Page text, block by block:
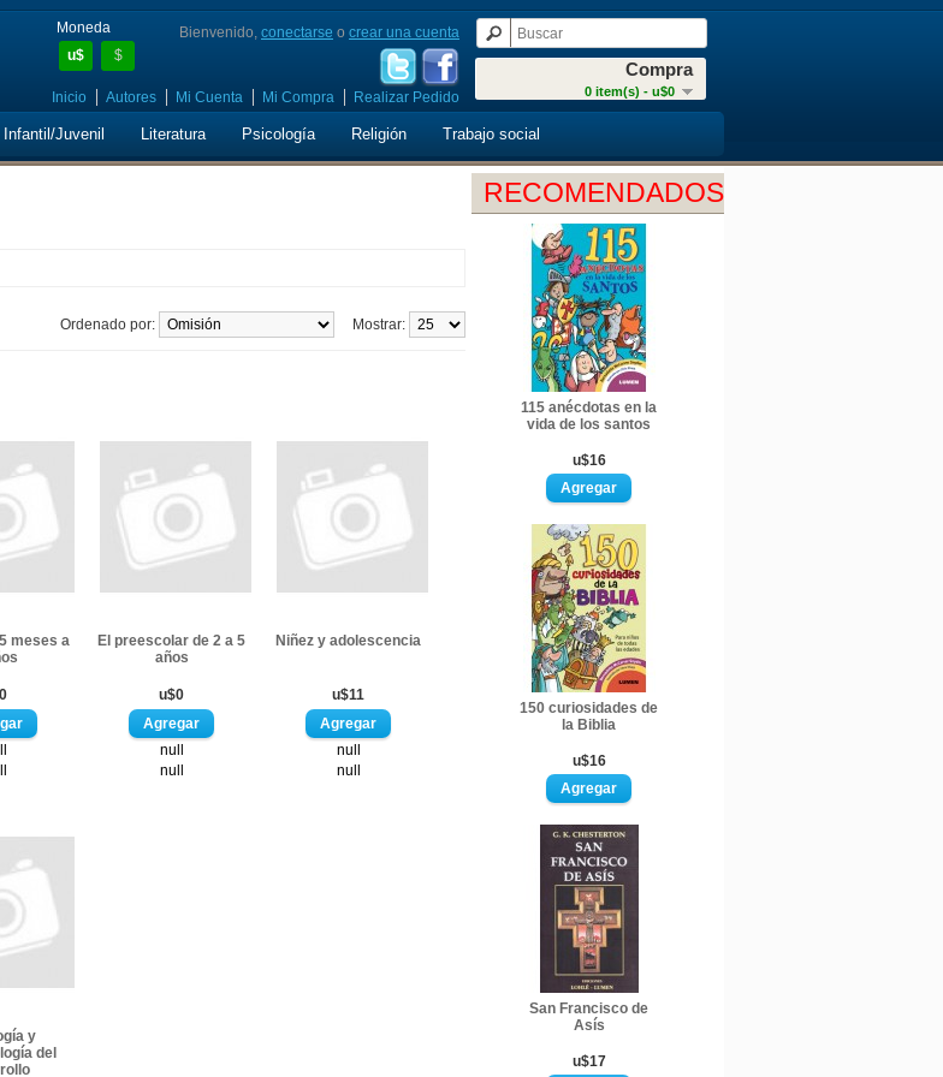
Moneda
u$
$
Compra
0 item(s) - u$0
Bienvenido, conectarse o crear una cuenta
Inicio Autores Mi Cuenta Mi Compra Realizar Pedido
Infantil/Juvenil Literatura Psicología Religión Trabajo social
RECOMENDADOS
115 anécdotas en la
vida de los santos
u$16
150 curiosidades de
la Biblia
u$16
San Francisco de
Asís
u$17
Mostrar:
Ordenado por:
meses a
El preescolar de 2 a 5
años
u$0
null
null
Niñez y adolescencia
u$11
null
null
y
del